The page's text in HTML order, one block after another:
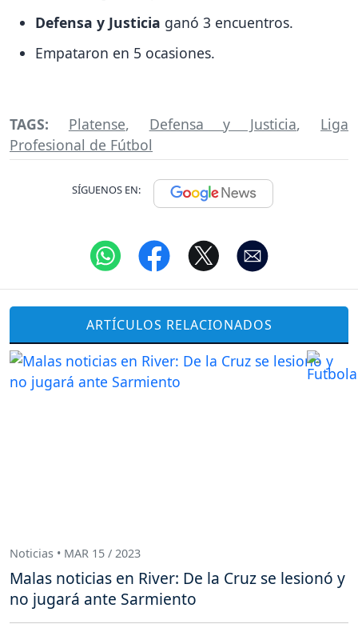
Defensa y Justicia ganó 3 encuentros.
Empataron en 5 ocasiones.
TAGS: Platense, Defensa y Justicia, Liga
Profesional de Fútbol
SÍGUENOS EN:
ARTÍCULOS RELACIONADOS
Noticias • MAR 15 / 2023
Malas noticias en River: De la Cruz se lesionó y
no jugará ante Sarmiento